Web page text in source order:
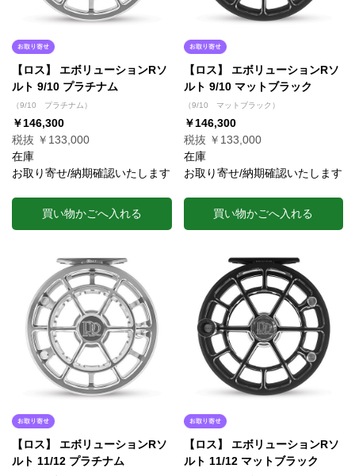
【ロス】 エボリューションRソ
ルト 9/10 プラチナム
（9/10 プラチナム）
￥146,300
税抜 ￥133,000
在庫
お取り寄せ/納期確認いたします
買い物かごへ入れる
【ロス】 エボリューションRソ
ルト 9/10 マットブラック
（9/10 マットブラック）
￥146,300
税抜 ￥133,000
在庫
お取り寄せ/納期確認いたします
買い物かごへ入れる
【ロス】 エボリューションRソ
ルト 11/12 プラチナム
【ロス】 エボリューションRソ
ルト 11/12 マットブラック